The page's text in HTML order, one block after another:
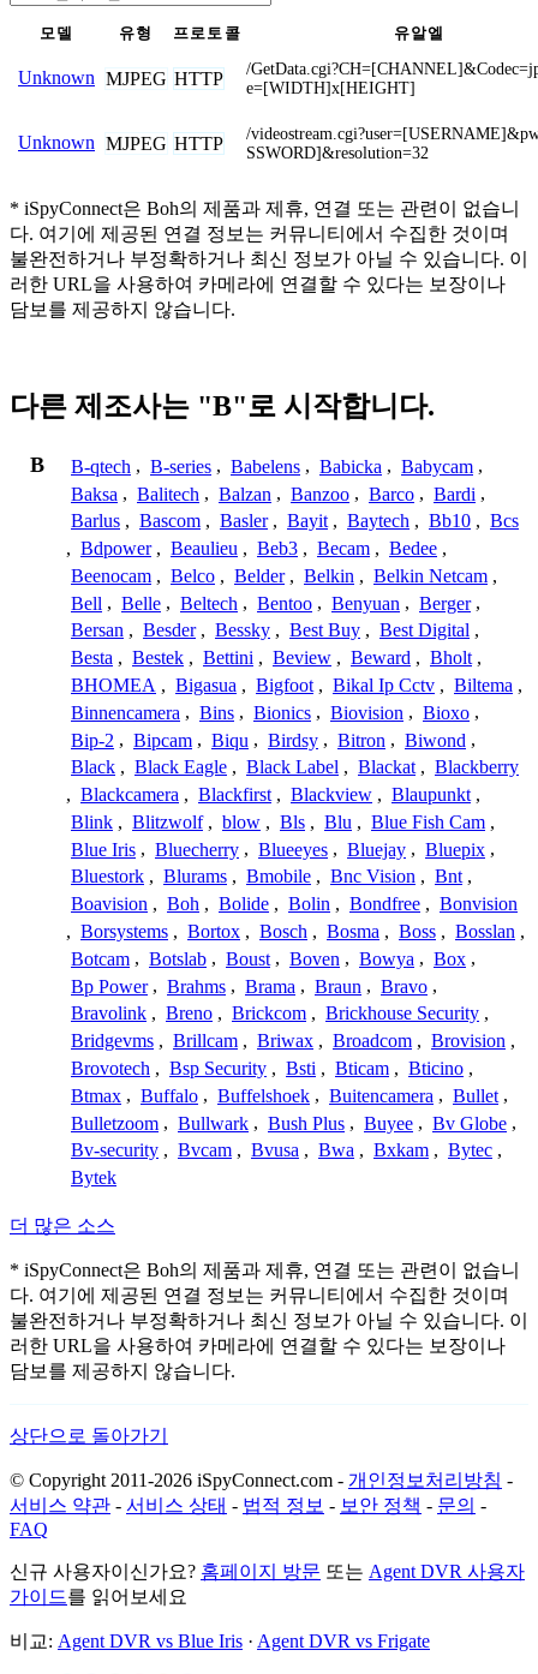
모델 유형 프로토콜 유알엘
Unknown MJPEG HTTP
/
e=[WIDTH]x[HEIGHT]
Unknown MJPEG HTTP
/
SSWORD]&resolution=32
* iSpyConnect은 Boh의 제품과 제휴, 연결 또는 관련이 없습니
다. 여기에 제공된 연결 정보는 커뮤니티에서 수집한 것이며
불완전하거나 부정확하거나 최신 정보가 아닐 수 있습니다. 이
러한 URL을 사용하여 카메라에 연결할 수 있다는 보장이나
담보를 제공하지 않습니다.
다른 제조사는 "B"로 시작합니다.
B B-qtech , B-series , Babelens , Babicka , Babycam ,
Baksa , Balitech , Balzan , Banzoo , Barco , Bardi ,
Barlus , Bascom , Basler , Bayit , Baytech , Bb10 , Bcs
, Bdpower , Beaulieu , Beb3 , Becam , Bedee ,
Beenocam , Belco , Belder , Belkin , Belkin Netcam ,
Bell , Belle , Beltech , Bentoo , Benyuan , Berger ,
Bersan , Besder , Bessky , Best Buy , Best Digital ,
Besta , Bestek , Bettini , Beview , Beward , Bholt ,
BHOMEA , Bigasua , Bigfoot , Bikal Ip Cctv , Biltema ,
Binnencamera , Bins , Bionics , Biovision , Bioxo ,
Bip-2 , Bipcam , Biqu , Birdsy , Bitron , Biwond ,
Black , Black Eagle , Black Label , Blackat , Blackberry
, Blackcamera , Blackfirst , Blackview , Blaupunkt ,
Blink , Blitzwolf , blow , Bls , Blu , Blue Fish Cam ,
Blue Iris , Bluecherry , Blueeyes , Bluejay , Bluepix ,
Bluestork , Blurams , Bmobile , Bnc Vision , Bnt ,
Boavision , Boh , Bolide , Bolin , Bondfree , Bonvision
, Borsystems , Bortox , Bosch , Bosma , Boss , Bosslan ,
Botcam , Botslab , Boust , Boven , Bowya , Box ,
Bp Power , Brahms , Brama , Braun , Bravo ,
Bravolink , Breno , Brickcom , Brickhouse Security ,
Bridgevms , Brillcam , Briwax , Broadcom , Brovision ,
Brovotech , Bsp Security , Bsti , Bticam , Bticino ,
Btmax , Buffalo , Buffelshoek , Buitencamera , Bullet ,
Bulletzoom , Bullwark , Bush Plus , Buyee , Bv Globe ,
Bv-security , Bvcam , Bvusa , Bwa , Bxkam , Bytec ,
Bytek
더 많은 소스
* iSpyConnect은 Boh의 제품과 제휴, 연결 또는 관련이 없습니
다. 여기에 제공된 연결 정보는 커뮤니티에서 수집한 것이며
불완전하거나 부정확하거나 최신 정보가 아닐 수 있습니다. 이
러한 URL을 사용하여 카메라에 연결할 수 있다는 보장이나
담보를 제공하지 않습니다.
상단으로 돌아가기
© Copyright 2011-2026 iSpyConnect.com - 개인정보처리방침 -
서비스 약관 - 서비스 상태 - 법적 정보 - 보안 정책 - 문의 -
FAQ
신규 사용자이신가요? 홈페이지 방문 또는 Agent DVR 사용자
가이드를 읽어보세요
비교: Agent DVR vs Blue Iris · Agent DVR vs Frigate